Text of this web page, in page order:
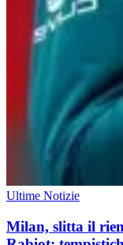
Ultime Notizie
Milan, slitta il